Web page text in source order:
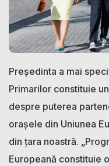
Președinta a mai
Primarilor constituie
despre puterea
orașele din Uniunea
din țara noastră.
Europeană constituie